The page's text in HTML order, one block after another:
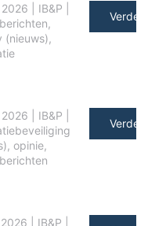
IB&P
,
(nieuws),
Verder
IB&P
, opinie,
Verder
IB&P